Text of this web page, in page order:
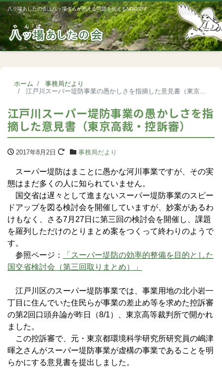
八ッ場あしたの会は八ッ場ダムが抱える問題を伝えるNGOです
ホーム
事務局だより
江戸川スーパー堤防事業の愚かしさを指摘した意見書（東京高裁・控訴審）
江戸川スーパー堤防事業の愚かしさを指
摘した意見書（東京高裁・控訴審）
2017年8月2日 事務局だより
スーパー堤防はまことに愚かな河川事業ですが、その実
態はまだ多くの人に知られていません。
国交省は遅々として進まないスーパー堤防事業のスピー
ドアップを図る検討会を開催していますが、妙案があるわ
けもなく、さる7月27日に第三回の検討会を開催し、課題
を羅列しただけのとりまとめ案をつくって終わりのようで
す。
参照ページ：
「スーパー堤防の効率的整備を目的とした
国交省検討会（第三回取りまとめ）」
江戸川区のスーパー堤防事業では、事業用地の北小岩一
丁目に住んでいた住民らが事業の差止め等を求めた控訴審
の第2回口頭弁論が昨日（8/1）、東京高等裁判所で開かれ
ました。
この控訴審で、元・東京都環境科学研究所研究員の嶋津
暉之さんがスーパー堤防事業が虚構の事業であることを明
らかにする意見書を提出しました。